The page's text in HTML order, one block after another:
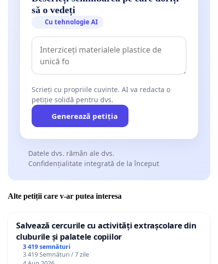
să o vedeți
Cu tehnologie AI
Scrieți cu propriile cuvinte. AI va redacta o
petiție solidă pentru dvs.
Generează petiția
Datele dvs. rămân ale dvs.
Confidențialitate integrată de la început
Alte petiții care v-ar putea interesa
Salvează cercurile cu activități extrașcolare din
cluburile și palatele copiilor
3 419 semnături
3 419 Semnături / 7 zile